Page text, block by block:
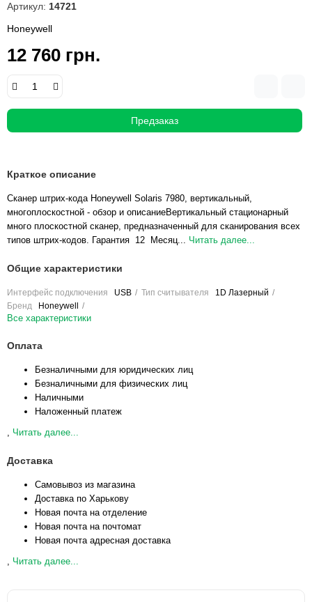
Артикул: 14721
Honeywell
12 760 грн.
Предзаказ
Краткое описание
Сканер штрих-кода Honeywell Solaris 7980, вертикальный,
многоплоскостной - обзор и описаниеВертикальный стационарный
много плоскостной сканер, предназначенный для сканирования всех
типов штрих-кодов. Гарантия 12 Месяц... Читать далее...
Общие характеристики
Интерфейс подключения USB Тип считывателя
1D Лазерный
Бренд
Honeywell
Все характеристики
Оплата
Безналичными для юридических лиц
Безналичными для физических лиц
Наличными
Наложенный платеж
, Читать далее...
Доставка
Самовывоз из магазина
Доставка по Харькову
Новая почта на отделение
Новая почта на почтомат
Новая почта адресная доставка
, Читать далее...